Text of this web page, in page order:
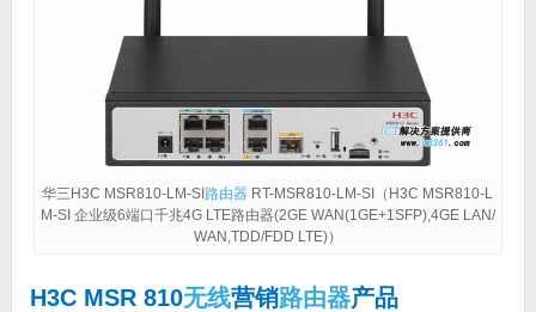
华三H3C MSR810-LM-SI路由器 RT-MSR810-LM-SI（H3C MSR810-L
M-SI 企业级6端口千兆4G LTE路由器(2GE WAN(1GE+1SFP),4GE LAN/
WAN,TDD/FDD LTE)）
H3C MSR 810无线营销路由器产品